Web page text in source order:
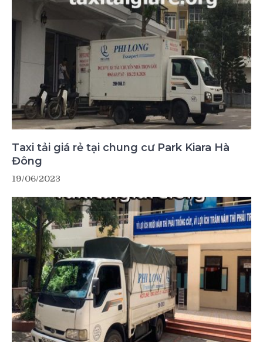
Taxi tải giá rẻ tại chung cư Park Kiara Hà
Đông
19/06/2023